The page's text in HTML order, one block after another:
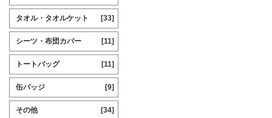
タオル・タオルケット [33]
シーツ・布団カバー [11]
トートバッグ [11]
缶バッジ [9]
その他 [34]